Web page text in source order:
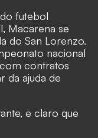
futebol
Macarena se
do San Lorenzo.
nacional
contratos
da ajuda de
e claro que